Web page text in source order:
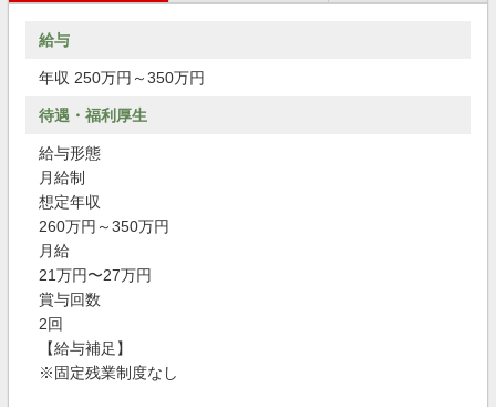
給与
年収 250万円～350万円
待遇・福利厚生
給与形態
月給制
想定年収
260万円～350万円
月給
21万円〜27万円
賞与回数
2回
【給与補足】
※固定残業制度なし